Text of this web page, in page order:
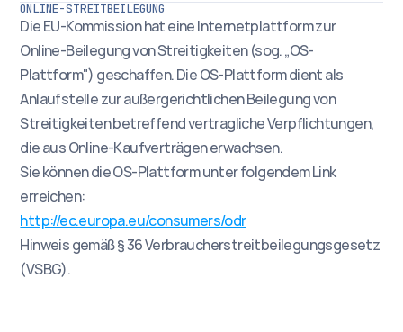
ONLINE-STREITBEILEGUNG
Die EU-Kommission hat eine Internetplattform zur
Online-Beilegung von Streitigkeiten (sog. „OS-
Plattform") geschaffen. Die OS-Plattform dient als
Anlaufstelle zur außergerichtlichen Beilegung von
Streitigkeiten betreffend vertragliche Verpflichtungen,
die aus Online-Kaufverträgen erwachsen.
Sie können die OS-Plattform unter folgendem Link
erreichen:
http://ec.europa.eu/consumers/odr
Hinweis gemäß § 36 Verbraucherstreitbeilegungsgesetz
(VSBG).